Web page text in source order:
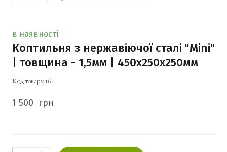
в наявності
Коптильня з нержавіючої сталі "Mini"
| товщина - 1,5мм | 450х250х250мм
Код товару 16
1 500  грн